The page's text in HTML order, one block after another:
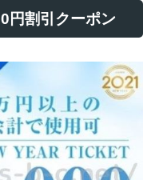
円割引クーポン